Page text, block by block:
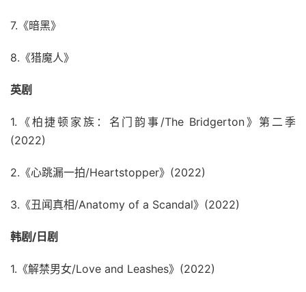
7.《暗黑》
8.《猎魔人》
英剧
1.《柏捷顿家族：名门韵事/The Bridgerton》第二季
(2022)
2.《心跳漏一拍/Heartstopper》(2022)
3.《丑闻真相/Anatomy of a Scandal》(2022)
韩剧/日剧
1.《解禁男女/Love and Leashes》(2022)